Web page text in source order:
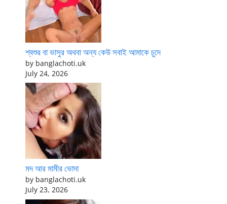
শ্বশুর বা ভাসুর অথবা অন্য কেউ সবাই আমাকে চুদে
by banglachoti.uk
July 24, 2026
মদ আর মামীর ভোদা
by banglachoti.uk
July 23, 2026